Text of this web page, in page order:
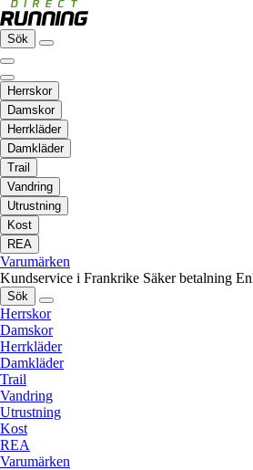
Sök
Herrskor
Damskor
Herrkläder
Damkläder
Trail
Vandring
Utrustning
Kost
REA
Varumärken
Kundservice i Frankrike Säker betalning
Sök
Herrskor
Damskor
Herrkläder
Damkläder
Trail
Vandring
Utrustning
Kost
REA
Varumärken